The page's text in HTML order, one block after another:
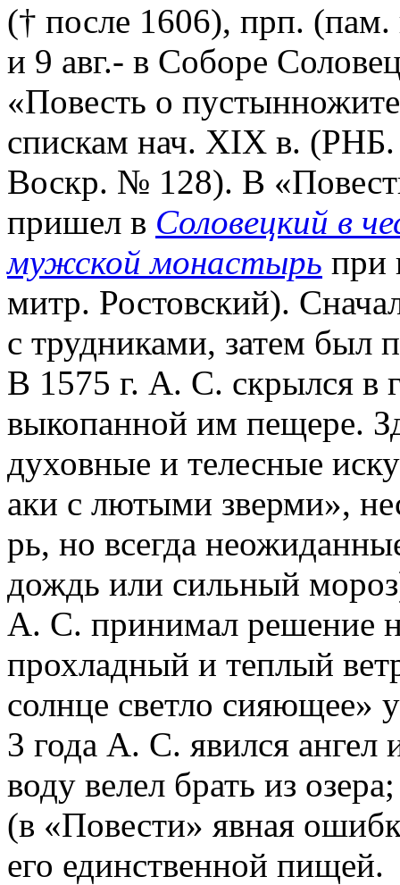
(† после 1606), прп.
и 9 авг.- в Соборе
«Повесть о
спискам нач. XIX в.
Воскр. № 128). В
пришел в Соловецкий в
мужской монастырь при
митр. Ростовский).
с трудниками, затем был
В 1575 г. А. С. скрылся в
выкопанной им пещере.
духовные и телесные
аки с лютыми зверми»,
рь, но всегда
дождь или сильный
А. С. принимал решение
прохладный и теплый
солнце светло сияющее»
3 года А. С. явился ангел
воду велел брать из
(в «Повести» явная
его единственной пищей.